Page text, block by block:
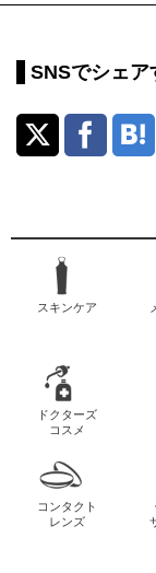
SNSでシェア
スキンケア
ドクターズ
コスメ
コンタクト
レンズ